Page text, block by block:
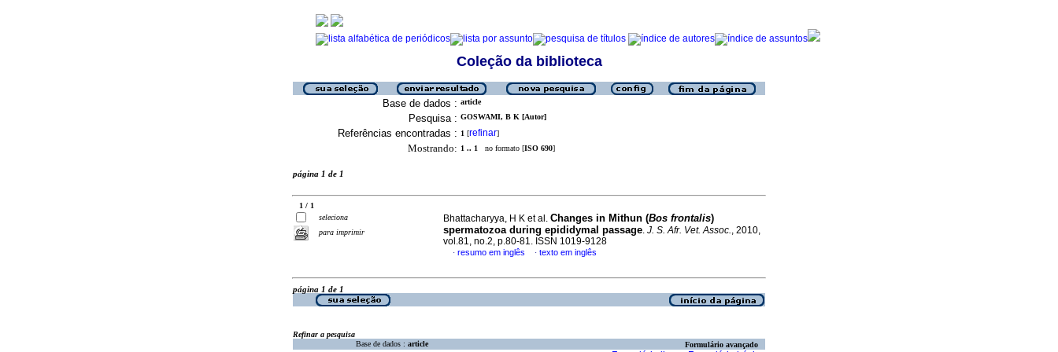
Coleção da biblioteca
Base de dados : article
Pesquisa : GOSWAMI, B K [Autor]
Referências encontradas : 1 [refinar]
Mostrando: 1 .. 1 no formato [ISO 690]
página 1 de 1
1 / 1
seleciona
para imprimir
Bhattacharyya, H K et al. Changes in Mithun (Bos frontalis)
spermatozoa during epididymal passage. J. S. Afr. Vet. Assoc., 2010,
vol.81, no.2, p.80-81. ISSN 1019-9128
· resumo em inglês · texto em inglês
página 1 de 1
Refinar a pesquisa
Base de dados : article Formulário avançado